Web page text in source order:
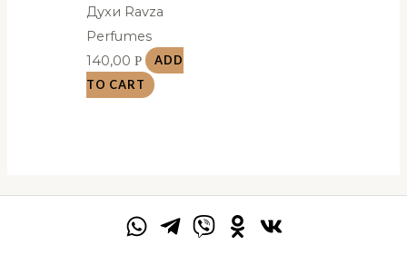
Духи Ravza
Perfumes
140,00Р
ADD
TO CART